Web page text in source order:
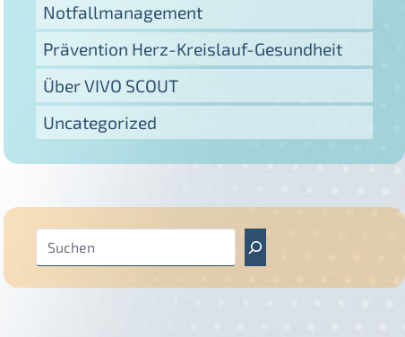
Notfallmanagement
Prävention Herz-Kreislauf-Gesundheit
Über VIVO SCOUT
Uncategorized
u
c